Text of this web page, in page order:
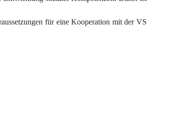
für eine Kooperation mit der VS